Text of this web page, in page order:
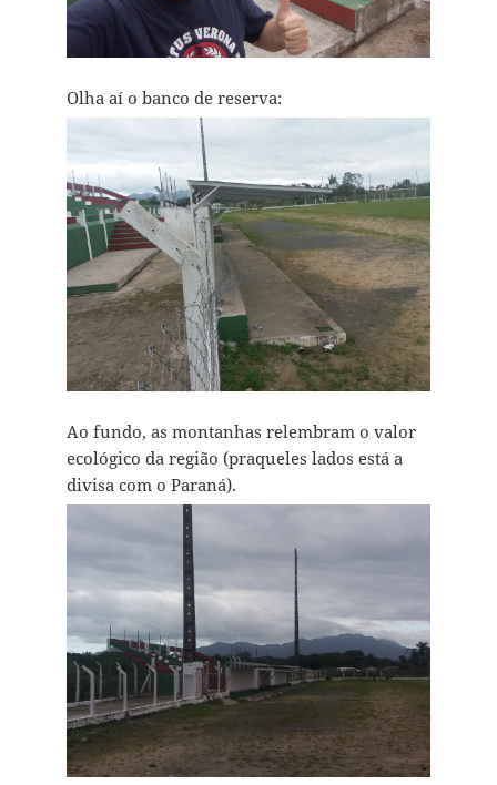
Olha aí o banco de reserva:
Ao fundo, as montanhas relembram o valor
ecológico da região (praqueles lados está a
divisa com o Paraná).